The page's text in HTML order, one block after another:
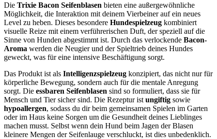
Die Trixie Bacon Seifenblasen bieten eine außergewöhnliche
Möglichkeit, die Interaktion mit deinem Vierbeiner auf ein neues
Level zu heben. Dieses besondere Hundespielzeug kombiniert
visuelle Reize mit einem verführerischen Duft, der speziell auf die
Sinne von Hunden abgestimmt ist. Durch das verlockende Bacon-
Aroma werden die Neugier und der Spieltrieb deines Hundes
geweckt, was für eine intensive Beschäftigung sorgt.
Das Produkt ist als Intelligenzspielzeug konzipiert, das nicht nur für
körperliche Bewegung, sondern auch für die mentale Anregung
sorgt. Die essbaren Seifenblasen sind so formuliert, dass sie für
Mensch und Tier sicher sind. Die Rezeptur ist ungiftig sowie
hypoallergen, sodass du dir beim gemeinsamen Spielen im Garten
oder im Haus keine Sorgen um die Gesundheit deines Lieblinges
machen musst. Selbst wenn dein Hund beim Jagen der Blasen
kleinere Mengen der Seifenlauge verschluckt, ist dies unbedenklich.